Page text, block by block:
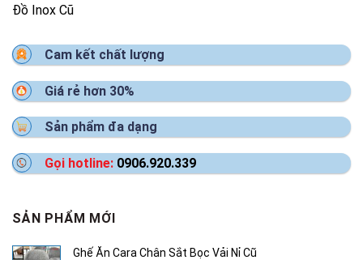
Đồ Inox Cũ
Cam kết chất lượng
Giá rẻ hơn 30%
Sản phẩm đa dạng
Gọi hotline: 0906.920.339
SẢN PHẨM MỚI
Ghế Ăn Cara Chân Sắt Bọc Vải Nỉ Cũ